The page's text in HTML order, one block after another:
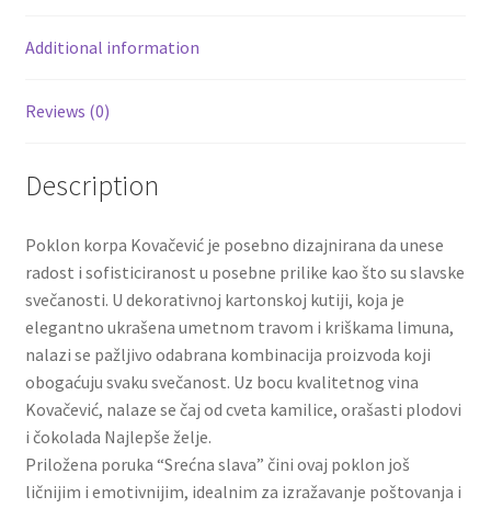
Rakija
Poklon aranzmani izdvajamo
Slatki buketi
Pokloni
Pokloni za 8. mart
Pokloni za Dan zaljubljenih
Pokloni za devojku
Login
Additional information
Reviews (0)
Description
Poklon korpa Kovačević je posebno dizajnirana da unese
radost i sofisticiranost u posebne prilike kao što su slavske
svečanosti. U dekorativnoj kartonskoj kutiji, koja je
elegantno ukrašena umetnom travom i kriškama limuna,
nalazi se pažljivo odabrana kombinacija proizvoda koji
obogaćuju svaku svečanost. Uz bocu kvalitetnog vina
Kovačević, nalaze se čaj od cveta kamilice, orašasti plodovi
i čokolada Najlepše želje.
Priložena poruka “Srećna slava” čini ovaj poklon još
ličnijim i emotivnijim, idealnim za izražavanje poštovanja i